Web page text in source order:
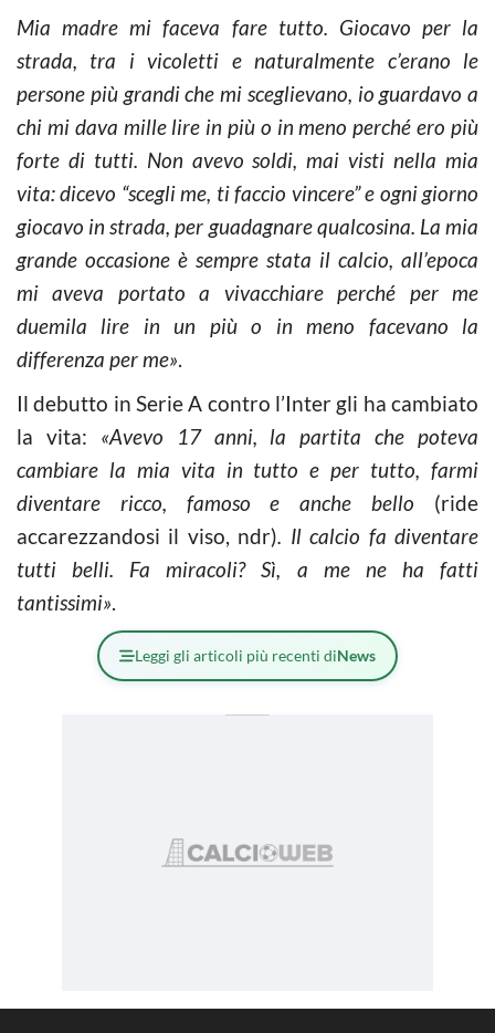
Mia madre mi faceva fare tutto. Giocavo per la
strada, tra i vicoletti e naturalmente c’erano le
persone più grandi che mi sceglievano, io guardavo a
chi mi dava mille lire in più o in meno perché ero più
forte di tutti. Non avevo soldi, mai visti nella mia
vita: dicevo “scegli me, ti faccio vincere” e ogni giorno
giocavo in strada, per guadagnare qualcosina. La mia
grande occasione è sempre stata il calcio, all’epoca
mi aveva portato a vivacchiare perché per me
duemila lire in un più o in meno facevano la
differenza per me».
Il debutto in Serie A contro l’Inter gli ha cambiato
la vita: «Avevo 17 anni, la partita che poteva
cambiare la mia vita in tutto e per tutto, farmi
diventare ricco, famoso e anche bello (ride
accarezzandosi il viso, ndr). Il calcio fa diventare
tutti belli. Fa miracoli? Sì, a me ne ha fatti
tantissimi».
Leggi gli articoli più recenti diNews